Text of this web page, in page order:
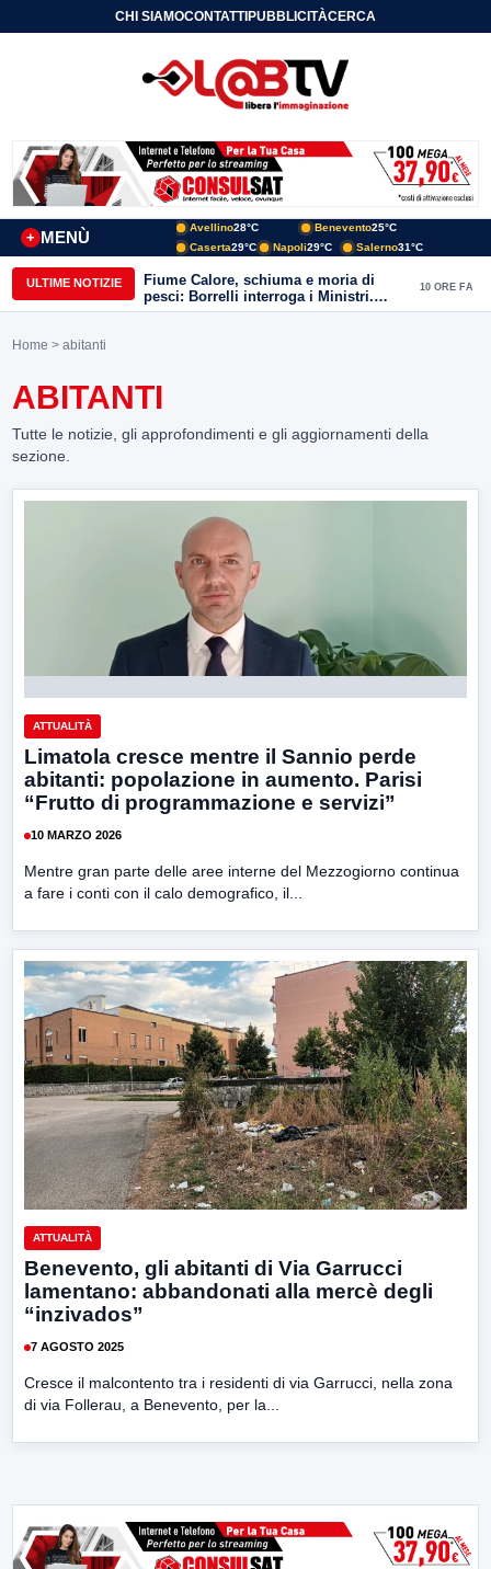
CHI SIAMOCONTATTIPUBBLICITÀCERCA
MENÙ
+
Avellino28°C Benevento25°C
Caserta29°C Napoli29°C Salerno31°C
ULTIME NOTIZIE
Fiume Calore, schiuma e moria di
pesci: Borrelli interroga i Ministri.
“Benevento paga l’assenza del
10 ORE FA
Home > abitanti
ABITANTI
Tutte le notizie, gli approfondimenti e gli aggiornamenti della
sezione.
ATTUALITÀ
Limatola cresce mentre il Sannio perde
abitanti: popolazione in aumento. Parisi
“Frutto di programmazione e servizi”
10 MARZO 2026
Mentre gran parte delle aree interne del Mezzogiorno continua
a fare i conti con il calo demografico, il...
ATTUALITÀ
Benevento, gli abitanti di Via Garrucci
lamentano: abbandonati alla mercè degli
“inzivados”
7 AGOSTO 2025
Cresce il malcontento tra i residenti di via Garrucci, nella zona
di via Follerau, a Benevento, per la...